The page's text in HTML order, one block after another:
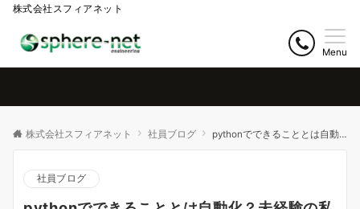
株式会社スフィアネット
Menu
株式会社スフィアネット 社員ブログ pythonでできることとは自動化？未経験の私が独学した方法
社員ブログ